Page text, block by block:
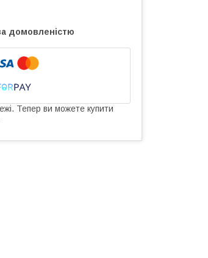
домовленістю
Тепер ви можете купити